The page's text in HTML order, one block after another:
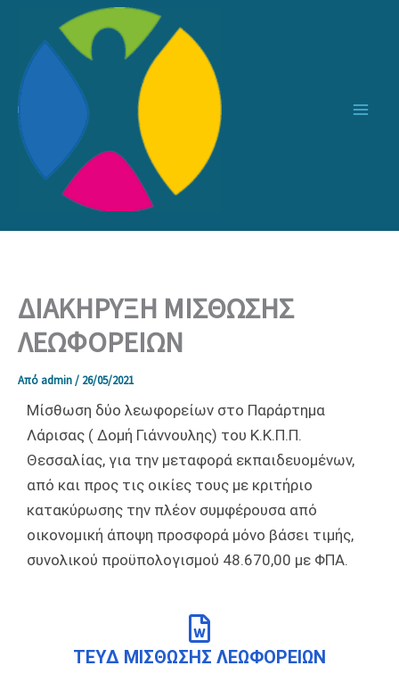
περιεχόμενο
ΔΙΑΚΗΡΥΞΗ ΜΙΣΘΩΣΗΣ
ΛΕΩΦΟΡΕΙΩΝ
Από admin/ 26/05/2021
Μίσθωση δύο λεωφορείων στο Παράρτημα
Λάρισας ( Δομή Γιάννουλης) του Κ.Κ.Π.Π.
Θεσσαλίας, για την μεταφορά εκπαιδευομένων,
από και προς τις οικίες τους με κριτήριο
κατακύρωσης την πλέον συμφέρουσα από
οικονομική άποψη προσφορά μόνο βάσει τιμής,
συνολικού προϋπολογισμού 48.670,00 με ΦΠΑ.
ΤΕΥΔ ΜΙΣΘΩΣΗΣ ΛΕΩΦΟΡΕΙΩΝ